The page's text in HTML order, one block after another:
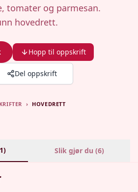
tomater og parmesan.
hovedrett.
Hopp til oppskrift
Del oppskrift
› HOVEDRETT
) Slik gjør du (6)